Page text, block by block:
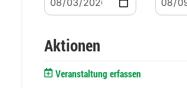
Aktionen
Veranstaltung erfassen